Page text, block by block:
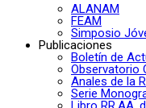
ALANAM
FEAM
Simposio
Publicaciones
Boletín de
Observatorio
Anales de la
Serie